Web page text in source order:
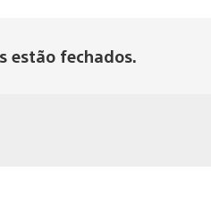
estão fechados.